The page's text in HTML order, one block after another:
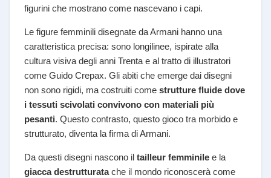
figurini che mostrano come nascevano i capi.
Le figure femminili disegnate da Armani hanno una
caratteristica precisa: sono longilinee, ispirate alla
cultura visiva degli anni Trenta e al tratto di illustratori
come Guido Crepax. Gli abiti che emerge dai disegni
non sono rigidi, ma costruiti come strutture fluide dove
i tessuti scivolati convivono con materiali più
pesanti. Questo contrasto, questo gioco tra morbido e
strutturato, diventa la firma di Armani.
Da questi disegni nascono il tailleur femminile e la
giacca destrutturatache il mondo riconoscerà come